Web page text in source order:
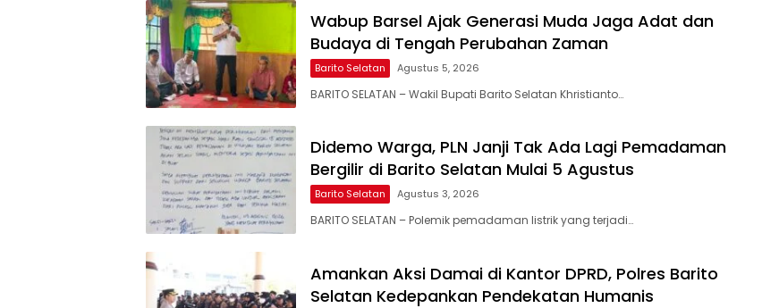
Wabup Barsel Ajak Generasi Muda Jaga Adat dan
Budaya di Tengah Perubahan Zaman
Barito Selatan Agustus 5, 2026
BARITO SELATAN – Wakil Bupati Barito Selatan Khristianto…
Didemo Warga, PLN Janji Tak Ada Lagi Pemadaman
Bergilir di Barito Selatan Mulai 5 Agustus
Barito Selatan Agustus 3, 2026
BARITO SELATAN – Polemik pemadaman listrik yang terjadi…
Amankan Aksi Damai di Kantor DPRD, Polres Barito
Selatan Kedepankan Pendekatan Humanis